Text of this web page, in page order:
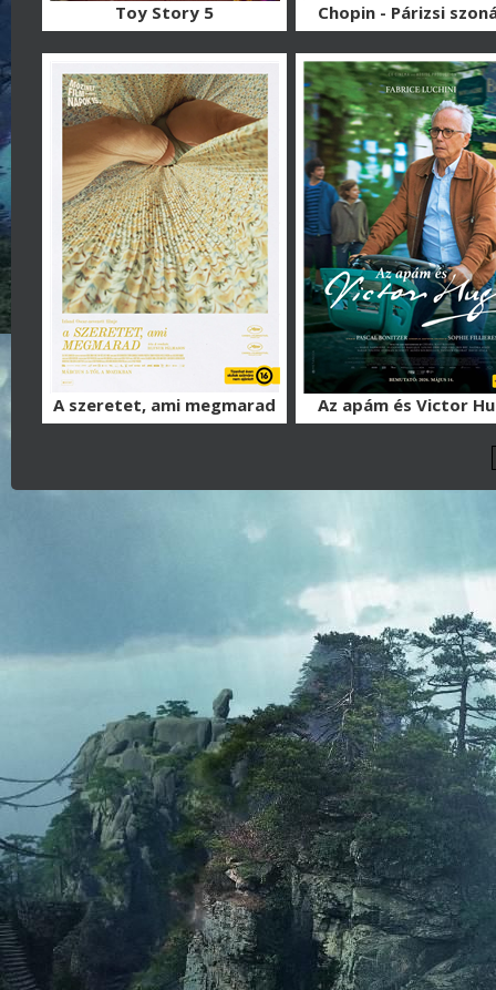
Toy Story 5 Chopin - Párizsi
A szeretet, ami megmarad Az apám és Victor